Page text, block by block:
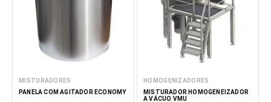
MISTURADORES
PANELA COM AGITADOR ECONOMY
HOMOGENIZADORES
MISTURADOR HOMOGENEIZADOR
A VÁCUO VMU